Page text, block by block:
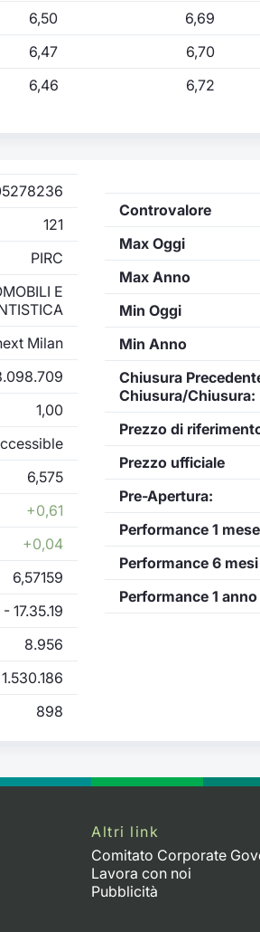
6,50 6,69
6,47 6,70
6,46 6,72
121
PIRC
E
Milan
1,00
6,575
+0,61
+0,04
6,57159
17.35.19
8.956
1.530.186
898
Controvalore
Max Oggi
Max Anno
Min Oggi
Min Anno
Chiusura
Chiusura/Chiusura:
Prezzo di
Prezzo ufficiale
Pre-Apertura:
Performance 1 mese
Performance 6 mesi
Performance 1 anno
Altri link
Comitato Corporate
Lavora con noi
Pubblicità